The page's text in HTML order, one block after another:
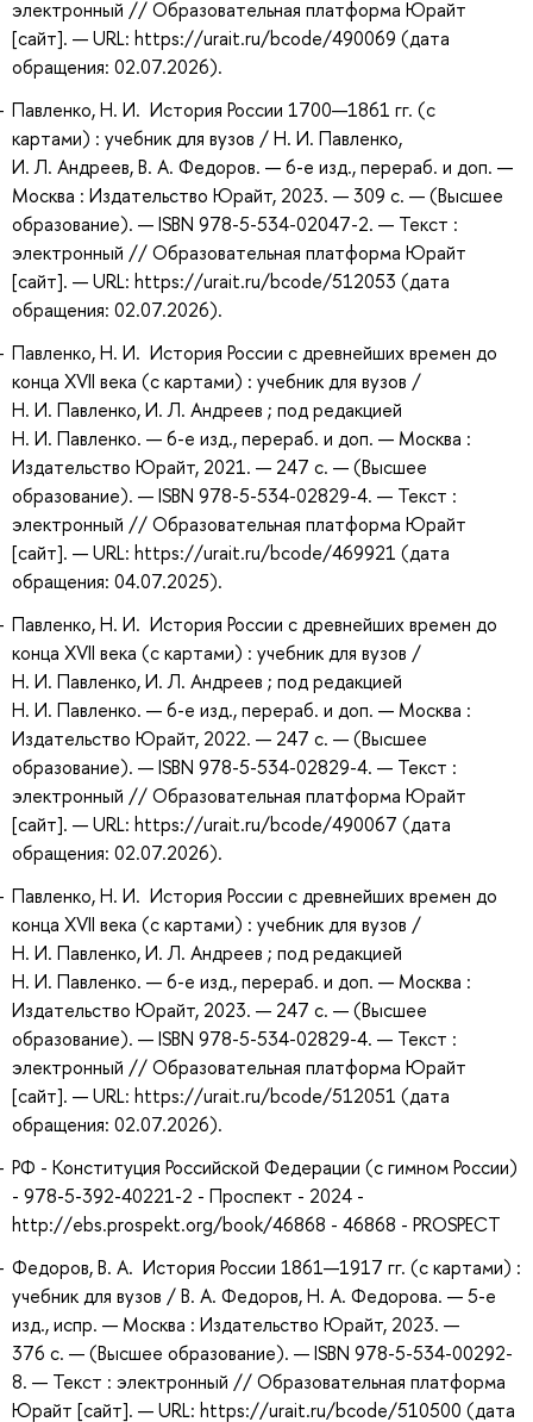
электронный // Образовательная платформа Юрайт
[сайт]. — URL: https://urait.ru/bcode/490069 (дата
обращения: 02.07.2026).
Павленко, Н. И. История России 1700—1861 гг. (с
картами) : учебник для вузов / Н. И. Павленко,
И. Л. Андреев, В. А. Федоров. — 6-е изд., перераб. и доп. —
Москва : Издательство Юрайт, 2023. — 309 с. — (Высшее
образование). — ISBN 978-5-534-02047-2. — Текст :
электронный // Образовательная платформа Юрайт
[сайт]. — URL: https://urait.ru/bcode/512053 (дата
обращения: 02.07.2026).
Павленко, Н. И. История России с древнейших времен до
конца XVII века (с картами) : учебник для вузов /
Н. И. Павленко, И. Л. Андреев ; под редакцией
Н. И. Павленко. — 6-е изд., перераб. и доп. — Москва :
Издательство Юрайт, 2021. — 247 с. — (Высшее
образование). — ISBN 978-5-534-02829-4. — Текст :
электронный // Образовательная платформа Юрайт
[сайт]. — URL: https://urait.ru/bcode/469921 (дата
обращения: 04.07.2025).
Павленко, Н. И. История России с древнейших времен до
конца XVII века (с картами) : учебник для вузов /
Н. И. Павленко, И. Л. Андреев ; под редакцией
Н. И. Павленко. — 6-е изд., перераб. и доп. — Москва :
Издательство Юрайт, 2022. — 247 с. — (Высшее
образование). — ISBN 978-5-534-02829-4. — Текст :
электронный // Образовательная платформа Юрайт
[сайт]. — URL: https://urait.ru/bcode/490067 (дата
обращения: 02.07.2026).
Павленко, Н. И. История России с древнейших времен до
конца XVII века (с картами) : учебник для вузов /
Н. И. Павленко, И. Л. Андреев ; под редакцией
Н. И. Павленко. — 6-е изд., перераб. и доп. — Москва :
Издательство Юрайт, 2023. — 247 с. — (Высшее
образование). — ISBN 978-5-534-02829-4. — Текст :
электронный // Образовательная платформа Юрайт
[сайт]. — URL: https://urait.ru/bcode/512051 (дата
обращения: 02.07.2026).
РФ - Конституция Российской Федерации (с гимном России)
- 978-5-392-40221-2 - Проспект - 2024 -
http://ebs.prospekt.org/book/46868 - 46868 - PROSPECT
Федоров, В. А. История России 1861—1917 гг. (с картами) :
учебник для вузов / В. А. Федоров, Н. А. Федорова. — 5-е
изд., испр. — Москва : Издательство Юрайт, 2023. —
376 с. — (Высшее образование). — ISBN 978-5-534-00292-
8. — Текст : электронный // Образовательная платформа
Юрайт [сайт]. — URL: https://urait.ru/bcode/510500 (дата